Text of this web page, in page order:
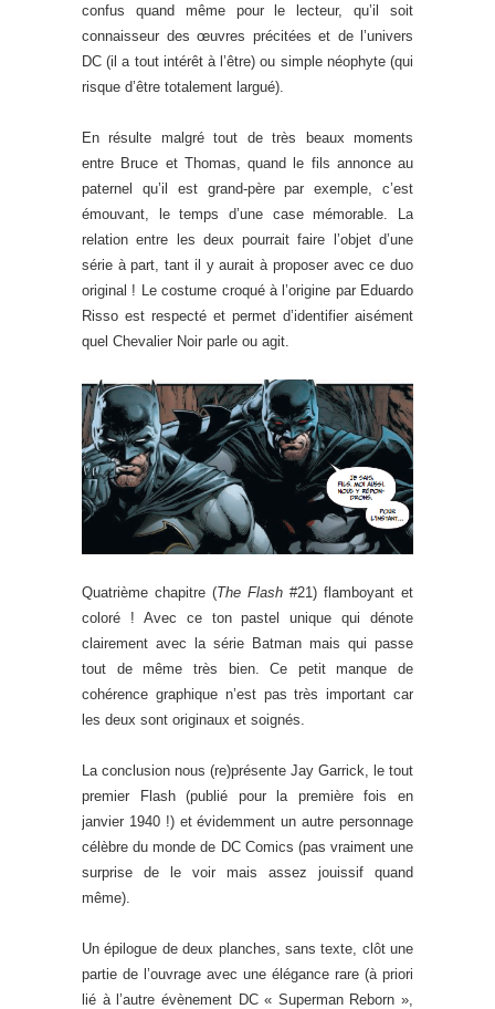
confus quand même pour le lecteur, qu’il soit
connaisseur des œuvres précitées et de l’univers
DC (il a tout intérêt à l’être) ou simple néophyte (qui
risque d’être totalement largué).
En résulte malgré tout de très beaux moments
entre Bruce et Thomas, quand le fils annonce au
paternel qu’il est grand-père par exemple, c’est
émouvant, le temps d’une case mémorable. La
relation entre les deux pourrait faire l’objet d’une
série à part, tant il y aurait à proposer avec ce duo
original ! Le costume croqué à l’origine par Eduardo
Risso est respecté et permet d’identifier aisément
quel Chevalier Noir parle ou agit.
Quatrième chapitre (The Flash #21) flamboyant et
coloré ! Avec ce ton pastel unique qui dénote
clairement avec la série Batman mais qui passe
tout de même très bien. Ce petit manque de
cohérence graphique n’est pas très important car
les deux sont originaux et soignés.
La conclusion nous (re)présente Jay Garrick, le tout
premier Flash (publié pour la première fois en
janvier 1940 !) et évidemment un autre personnage
célèbre du monde de DC Comics (pas vraiment une
surprise de le voir mais assez jouissif quand
même).
Un épilogue de deux planches, sans texte, clôt une
partie de l’ouvrage avec une élégance rare (à priori
lié à l’autre évènement DC « Superman Reborn »,